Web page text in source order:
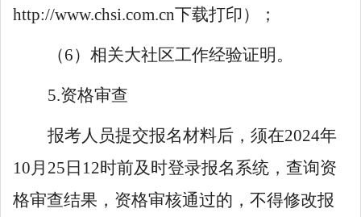
http://www.chsi.com.cn下载打印） ；
（6） 相关大社区工作经验证明 。
5.资格审查
报考人员提交报名材料后，须在2024年
10 月 25 日 12时前及时登录报名系统，查询资
格审查结果，资格审核通过的，不得修改报